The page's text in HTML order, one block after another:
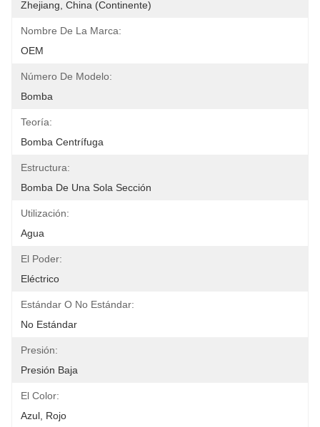
Zhejiang, China (continente)
Nombre De La Marca:
OEM
Número De Modelo:
Bomba
Teoría:
Bomba Centrífuga
Estructura:
Bomba De Una Sola Sección
Utilización:
Agua
El Poder:
Eléctrico
Estándar O No Estándar:
No Estándar
Presión:
Presión Baja
El Color:
Azul, Rojo